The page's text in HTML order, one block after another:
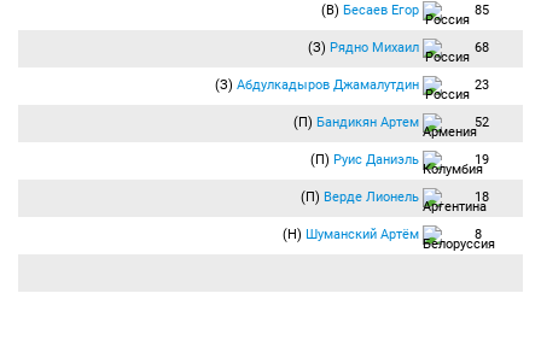
(В) Бесаев Егор 85
(З) Рядно Михаил 68
(З) Абдулкадыров Джамалутдин 23
(П) Бандикян Артем 52
(П) Руис Даниэль 19
(П) Верде Лионель 18
(Н) Шуманский Артём 8